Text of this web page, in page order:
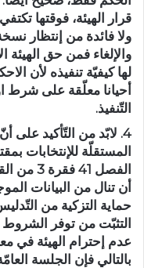
قرار الهيئة، فوقتها
ولا فائدة من إنتظار
والإلغاء فمن حق الهيئة
لها كيفيّة تنفيذه لأن
أحيانا معلّقة على شرط
التّنفيذ.
4. لابّد من التّأكيد على
المستقلّة للإنتخابات
الفصل
أن تنال من البيانات
حماية التزكية من
التثبّت من توفر الشروط
عدم إحترام الهيئة في
بالتالي فإن الجلسة